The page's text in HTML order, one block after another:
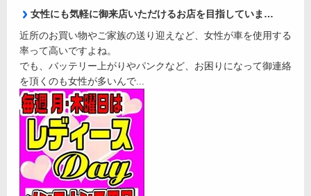
女性にも気軽に御来店いただけるお店を目指しています。
近所のお買い物やご家族の送り迎えなど、女性が車を使用する
率って高いですよね。
でも、バッテリー上がりやパンクなど、お困りになって御連絡
を頂くのも女性が多いんで...